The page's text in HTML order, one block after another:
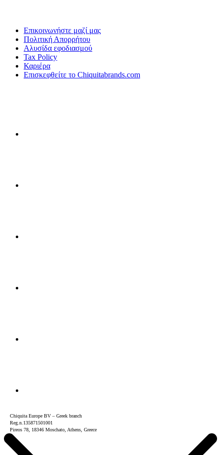
Επικοινωνήστε μαζί μας
Πολιτική Απορρήτου
Αλυσίδα εφοδιασμού
Tax Policy
Καριέρα
Επισκεφθείτε το Chiquitabrands.com
Chiquita Europe BV – Greek branch
Reg.n.135871501001
Pireos 78, 18346 Moschato, Athens, Greece